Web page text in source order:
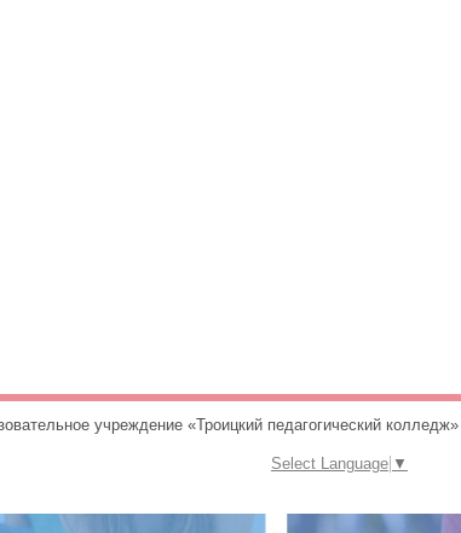
учреждение «Троицкий педагогический колледж»
Select Language ▼